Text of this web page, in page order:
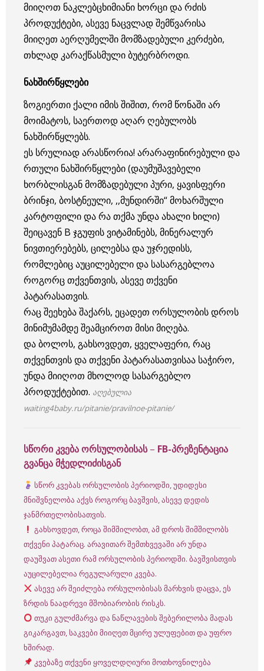
მიიღოთ ნაკლებცხიმიანი ხორცი და რძის
პროდუქტები, ასევე ნაცვლად შემწვარისა
მიიღეთ აერღუმელში მომზადებული კერძები,
თხლად კარაქწასმული ბუტერბროდი.
ნახშირწყლები
ზოგიერთი ქალი იმის შიშით, რომ წონაში არ
მოიმატოს, საერთოდ აღარ ღებულობს
ნახშირწყლებს.
ეს სრულიად არასწორია! არარაფინირებული და
რთული ნახშირწყლები (დაუმუშავებელი
ხორბლისგან მომზადებული პური, ყავისფერი
ბრინჯი, ბოსტნეული, ,,მუნდირში“ მოხარშული
კარტოფილი და რა თქმა უნდა ახალი ხილი)
შეიცავენ B ჯგუფის ვიტამინებს, მინერალურ
ნივთიერებებს, ცილებსა და უჯრედისს,
რომლებიც აუცილებელი და სასარგებლოა
როგორც თქვენთვის, ასევე თქვენი
პატარასათვის.
რაც შეეხება შაქარს, ეცადეთ ორსულობის დროს
მინიმუმამდე შეამციროთ მისი მიღება.
და ბოლოს, გახსოვდეთ, ყველაფერი, რაც
თქვენთვის და თქვენი პატარასათვისაა საჭირო,
უნდა მიიღოთ მხოლოდ სასარგებლო
პროდუქტებით. აღებულია
waiting4baby.ru/pitanie/pravilnoe-pitanie/
სწორი კვება ორსულობისას– FB-პრეზენტაცია
გვანცა მჭედლიძისგან
სწორ კვებას ორსულობის პერიოდში, უდიდესი
მნიშვნელობა აქვს როგორც ბავშვის, ასევე დედის
ჯანმრთელობისათვის.
გახსოვდეთ, როცა შიმშილობთ, ამ დროს შიმშილობს
თქვენი პატარაც. არავითარ შემთხვევაში არ უნდა
დაუშვათ ასეთი რამ ორსულობის პერიოდში. ბავშვისთვის
აუცილებელია რეგულარული კვება.
ასევე არ შეიძლება ორსულობისას მარხვის დაცვა, ეს
ზრდის ნაადრევი მშობიარობის რისკს.
თუკი გულძმარვა და ნაწლავების შებერილობა მადას
გიკარგავთ, საკვები მიიღეთ მცირე ულუფებით და უფრო
ხშირად.
კვებაზე თქვენი ყოველდღიური მოთხოვნილება